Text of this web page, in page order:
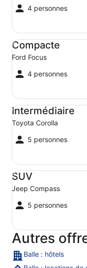
4 personnes
Compacte
Ford Focus
4 personnes
Compacte Ford Focus
Intermédiaire
Toyota Corolla
5 personnes
Intermédiaire Toyota
SUV
Jeep Compass
5 personnes
SUV Jeep Compass
Autres
Balle : hôtels